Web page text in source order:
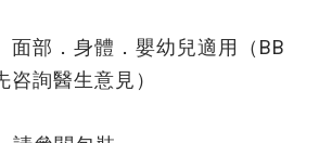
部．身體．嬰幼兒適用（BB
詢醫生意見）